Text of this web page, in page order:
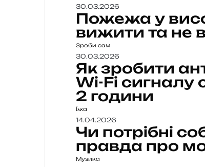
30.03.2026
Пожежа у
вижити та не
Зроби сам
30.03.2026
Як зробити
Wi-Fi сигналу
2 години
Їжа
14.04.2026
Чи потрібні
правда про
Музика